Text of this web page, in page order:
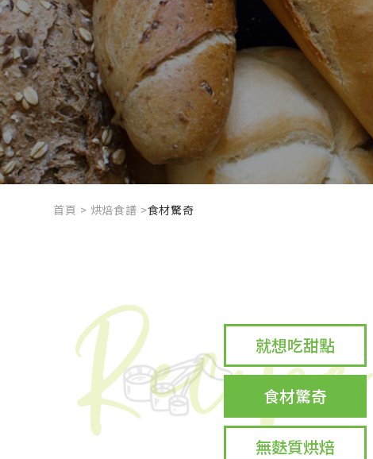
首頁 烘焙食譜 食材驚奇
就想吃甜點
食材驚奇
無麩質烘焙